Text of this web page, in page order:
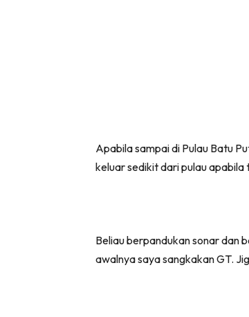
Apabila sampai di Pulau Batu
keluar sedikit dari pulau
Beliau berpandukan sonar dan
awalnya saya sangkakan GT.